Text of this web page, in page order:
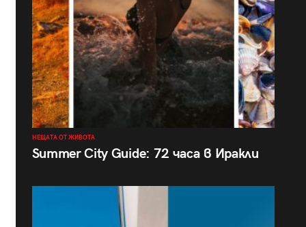
НЕЩАТА ОТ ЖИВОТА
Summer City Guide: 72 часа в Иракли